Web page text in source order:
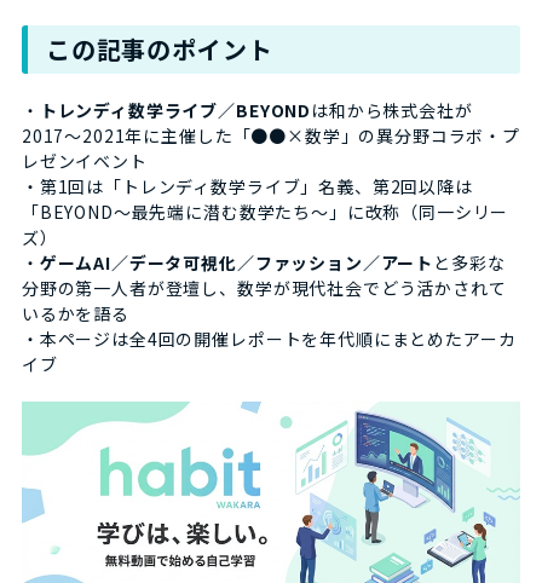
この記事のポイント
・ トレンディ数学ライブ／BEYOND は和から株式会社が
2017〜2021年に主催した「●●×数学」の異分野コラボ・プ
レゼンイベント
・第1回は「トレンディ数学ライブ」名義、第2回以降は
「BEYOND〜最先端に潜む数学たち〜」に改称（同一シリー
ズ）
・ ゲームAI／データ可視化／ファッション／アート と多彩な
分野の第一人者が登壇し、数学が現代社会でどう活かされて
いるかを語る
・本ページは全4回の開催レポートを年代順にまとめたアーカ
イブ